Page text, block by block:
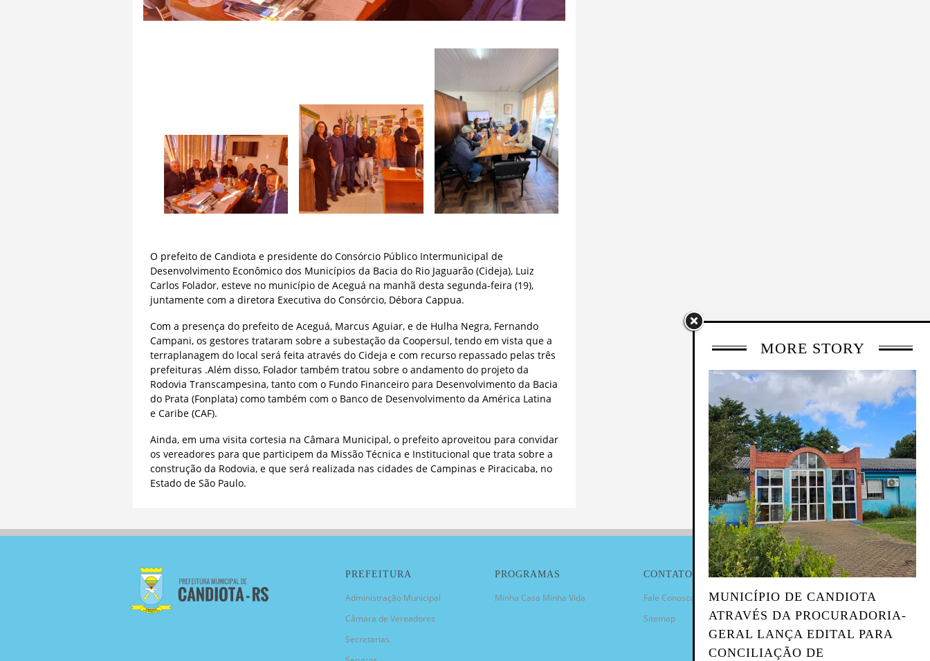
O prefeito de Candiota e presidente do Consórcio Público Intermunicipal de
Desenvolvimento Econômico dos Municípios da Bacia do Rio Jaguarão (Cideja), Luiz
Carlos Folador, esteve no município de Aceguá na manhã desta segunda-feira (19),
juntamente com a diretora Executiva do Consórcio, Débora Cappua.
Com a presença do prefeito de Aceguá, Marcus Aguiar, e de Hulha Negra, Fernando
Campani, os gestores trataram sobre a subestação da Coopersul, tendo em vista que a
terraplanagem do local será feita através do Cideja e com recurso repassado pelas três
prefeituras .Além disso, Folador também tratou sobre o andamento do projeto da
Rodovia Transcampesina, tanto com o Fundo Financeiro para Desenvolvimento da Bacia
do Prata (Fonplata) como também com o Banco de Desenvolvimento da América Latina
e Caribe (CAF).
Ainda, em uma visita cortesia na Câmara Municipal, o prefeito aproveitou para convidar
os vereadores para que participem da Missão Técnica e Institucional que trata sobre a
construção da Rodovia, e que será realizada nas cidades de Campinas e Piracicaba, no
Estado de São Paulo.
MORE STORY
MUNICÍPIO DE CANDIOTA
ATRAVÉS DA PROCURADORIA-
GERAL LANÇA EDITAL PARA
CONCILIAÇÃO DE
PREFEITURA
Administração Municipal
Câmara de Vereadores
Secretarias
PROGRAMAS
Minha Casa Minha Vida
CONTATO
Fale Conosco
Sitemap